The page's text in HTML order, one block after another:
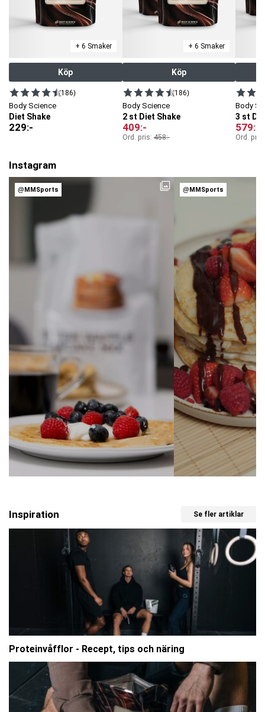
+ 6 Smaker
Köp
(186)
Body Science
Diet Shake
229:-
+ 6 Smaker
Köp
(186)
Body Science
2 st Diet Shake
409:-
Ord. pris:458:-
Body
3 st
579:-
Ord.
Instagram
@MMSports @MMSports
Inspiration Se fler artiklar
Proteinvåfflor - Recept, tips och näring